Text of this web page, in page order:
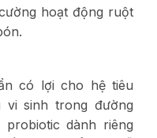
hoạt động ruột
có lợi cho hệ tiêu
sinh trong đường
dành riêng